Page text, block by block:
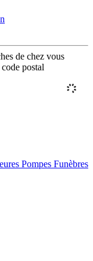
de chez vous
postal
Pompes Funèbres